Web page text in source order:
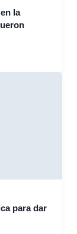
la
para dar